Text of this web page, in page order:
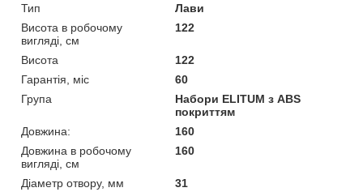
Тип
Лави
Висота в робочому
вигляді, см
122
Висота
122
Гарантія, міс
60
Група
Набори ELITUM з ABS
покриттям
Довжина:
160
Довжина в робочому
вигляді, см
160
Діаметр отвору, мм
31